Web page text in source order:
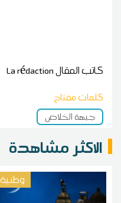
كاتب المقالLa rédaction
كلمات مفتاح
جبهة الخلاص
الاكثر مشاهدة
وطنية